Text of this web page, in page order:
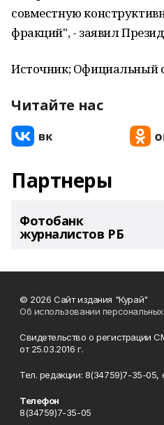
совместную
фракций", - заявил
Источник; Официальный
Читайте нас
Партнеры
Фотобанк
журналистов РБ
© 2026 Сайт издания "Курай"
Об использовании
Свидетельство о регистрации
от 25.03.2016 г.
Тел. редакции: 8(34759)7-35-05,
Телефон
8(34759)7-35-05